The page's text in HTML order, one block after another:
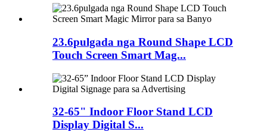
23.6pulgada nga Round Shape LCD
Touch Screen Smart Mag...
32-65" Indoor Floor Stand LCD
Display Digital S...